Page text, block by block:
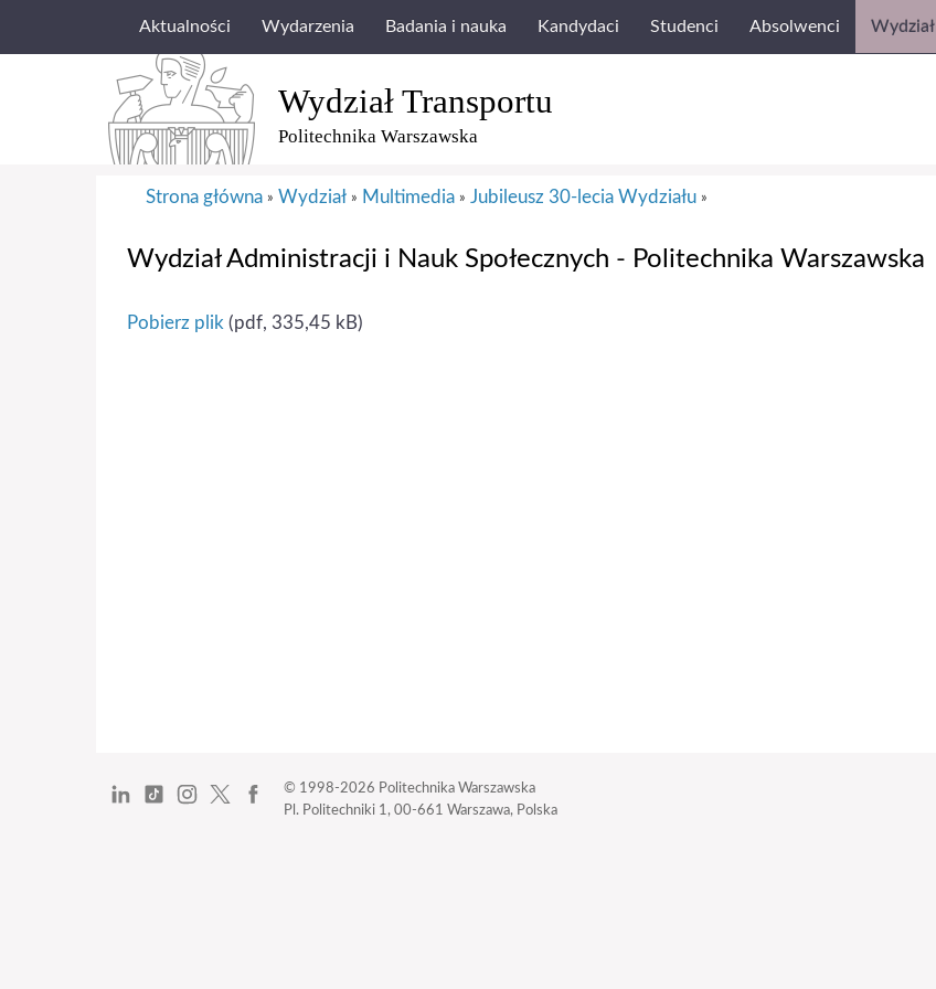
Aktualności Wydarzenia Badania i nauka Kandydaci Studenci Absolwenci Wydział
Wydział Transportu
Politechnika Warszawska
Strona główna » Wydział » Multimedia » Jubileusz 30-lecia Wydziału »
Wydział Administracji i Nauk Społecznych - Politechnika Warszawska
Pobierz plik (pdf, 335,45 kB)
© 1998-2026 Politechnika Warszawska
Pl. Politechniki 1, 00-661 Warszawa, Polska